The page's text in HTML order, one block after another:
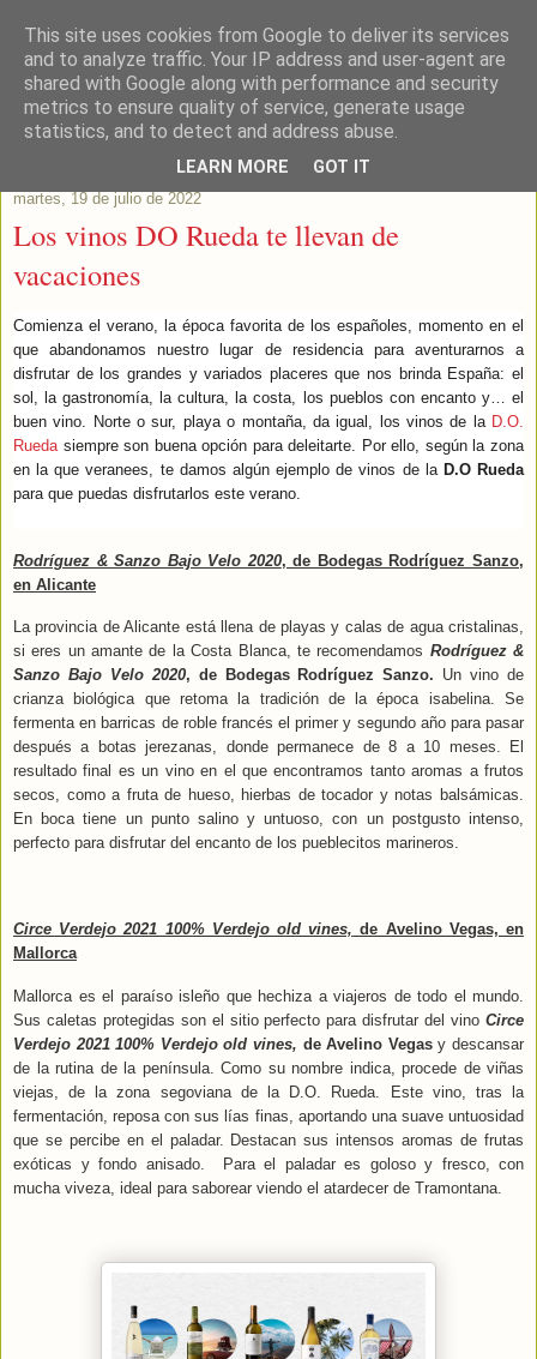
Este Vino Me Gusta
Vinos y más cosas
martes, 19 de julio de 2022
Los vinos DO Rueda te llevan de
vacaciones
Comienza el verano, la época favorita de los españoles, momento en el
que abandonamos nuestro lugar de residencia para aventurarnos a
disfrutar de los grandes y variados placeres que nos brinda España: el
sol, la gastronomía, la cultura, la costa, los pueblos con encanto y… el
buen vino. Norte o sur, playa o montaña, da igual, los vinos de la D.O.
Rueda siempre son buena opción para deleitarte. Por ello, según la zona
en la que veranees, te damos algún ejemplo de vinos de la D.O Rueda
para que puedas disfrutarlos este verano.
Rodríguez & Sanzo Bajo Velo 2020, de Bodegas Rodríguez Sanzo,
en Alicante
La provincia de Alicante está llena de playas y calas de agua cristalinas,
si eres un amante de la Costa Blanca, te recomendamos Rodríguez &
Sanzo Bajo Velo 2020, de Bodegas Rodríguez Sanzo. Un vino de
crianza biológica que retoma la tradición de la época isabelina. Se
fermenta en barricas de roble francés el primer y segundo año para pasar
después a botas jerezanas, donde permanece de 8 a 10 meses. El
resultado final es un vino en el que encontramos tanto aromas a frutos
secos, como a fruta de hueso, hierbas de tocador y notas balsámicas.
En boca tiene un punto salino y untuoso, con un postgusto intenso,
perfecto para disfrutar del encanto de los pueblecitos marineros.
Circe Verdejo 2021 100% Verdejo old vines, de Avelino Vegas, en
Mallorca
Mallorca es el paraíso isleño que hechiza a viajeros de todo el mundo.
Sus caletas protegidas son el sitio perfecto para disfrutar del vino Circe
Verdejo 2021 100% Verdejo old vines, de Avelino Vegas y descansar
de la rutina de la península. Como su nombre indica, procede de viñas
viejas, de la zona segoviana de la D.O. Rueda. Este vino, tras la
fermentación, reposa con sus lías finas, aportando una suave untuosidad
que se percibe en el paladar. Destacan sus intensos aromas de frutas
exóticas y fondo anisado.
Para el paladar es goloso y fresco, con
mucha viveza, ideal para saborear viendo el atardecer de Tramontana.
This site uses cookies from Google to deliver its services
and to analyze traffic. Your IP address and user-agent are
shared with Google along with performance and security
metrics to ensure quality of service, generate usage
statistics, and to detect and address abuse.
LEARN MORE GOT IT